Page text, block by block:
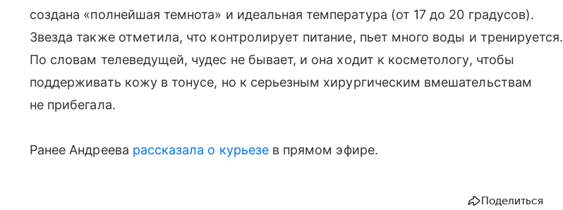
создана «полнейшая темнота» и идеальная температура (от 17 до 20 градусов).
Звезда также отметила, что контролирует питание, пьет много воды и тренируется.
По словам телеведущей, чудес не бывает, и она ходит к косметологу, чтобы
поддерживать кожу в тонусе, но к серьезным хирургическим вмешательствам
не прибегала.
Ранее Андреева рассказала о курьезев прямом эфире.
Поделиться